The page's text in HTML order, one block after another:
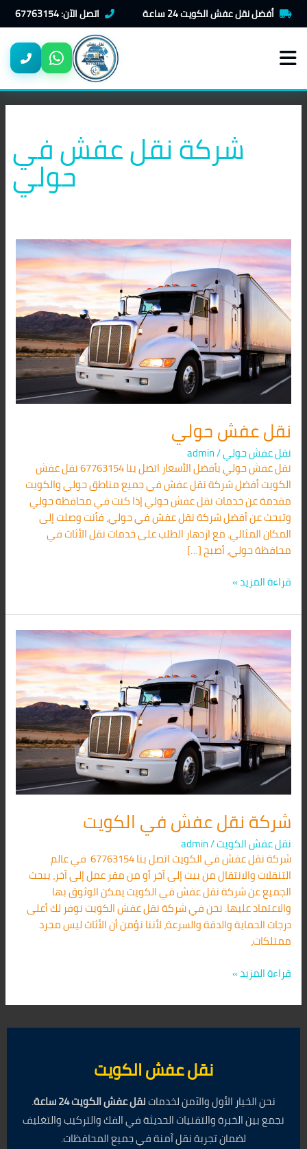
أفضل نقل عفش الكويت 24 ساعة اتصل الآن: 67763154
تخطي
إلى
شركة نقل عفش في
حولي
نقل عفش حولي
نقل عفش حولي/
admin
نقل عفش حولي بأفضل الأسعار اتصل بنا 67763154 نقل عفش
الكويت أفضل شركة نقل عفش في جميع مناطق حولي والكويت
مقدمة عن خدمات نقل عفش حولي إذا كنت في محافظة حولي
وتبحث عن أفضل شركة نقل عفش في حولي، فأنت وصلت إلى
المكان المثالي. مع ازدهار الطلب على خدمات نقل الأثاث في
محافظة حولي، أصبح […]
نقل
عفش
حولي
قراءة المزيد »
شركة نقل عفش في الكويت
نقل عفش الكويت/
admin
شركة نقل عفش في الكويت اتصل بنا 67763154 في عالم
التنقلات والانتقال من بيت إلى آخر أو من مقر عمل إلى آخر، يبحث
الجميع عن شركة نقل عفش في الكويت يمكن الوثوق بها
والاعتماد عليها. نحن في شركة نقل عفش الكويت نوفر لك أعلى
درجات الحماية والدقة والسرعة، لأننا نؤمن أن الأثاث ليس مجرد
ممتلكات،
شركة
نقل
عفش
في
الكويت
قراءة المزيد »
نقل عفش الكويت
نحن الخيار الأول والآمن لخدماتنقل عفش الكويت 24 ساعة
.
نجمع بين الخبرة والتقنيات الحديثة في الفك والتركيب والتغليف
لضمان تجربة نقل آمنة في جميع المحافظات.